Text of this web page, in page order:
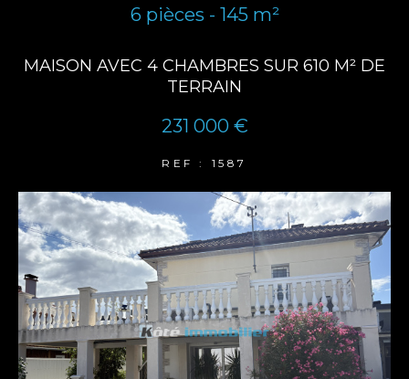
6 pièces - 145 m²
MAISON AVEC 4 CHAMBRES SUR 610 M² DE
TERRAIN
231 000 €
REF : 1587